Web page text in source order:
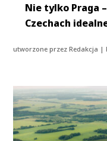
Nie tylko Praga
Czechach
utworzone przezRedakcja |